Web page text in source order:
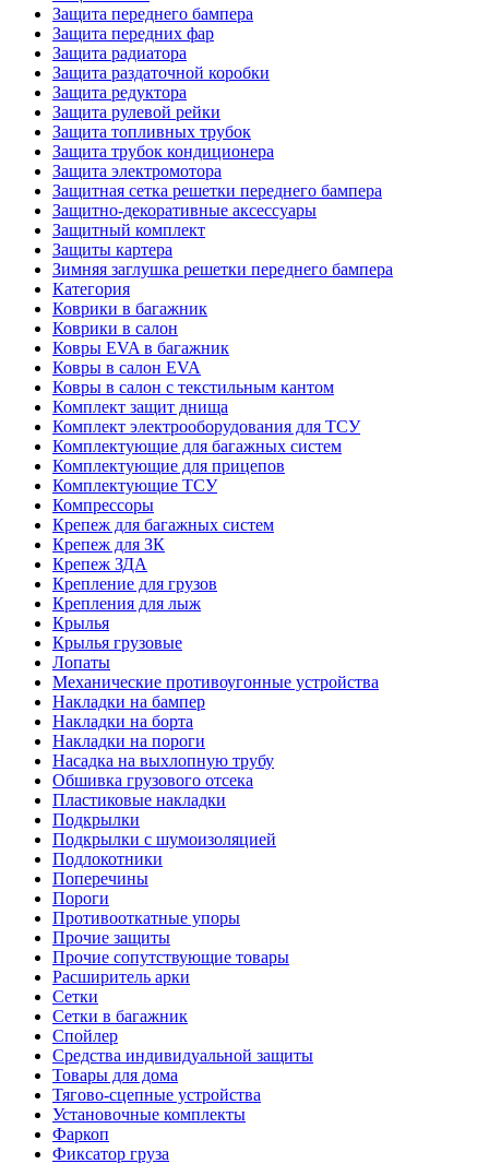
Защита переднего бампера
Защита передних фар
Защита радиатора
Защита раздаточной коробки
Защита редуктора
Защита рулевой рейки
Защита топливных трубок
Защита трубок кондиционера
Защита электромотора
Защитная сетка решетки переднего бампера
Защитно-декоративные аксессуары
Защитный комплект
Защиты картера
Зимняя заглушка решетки переднего бампера
Категория
Коврики в багажник
Коврики в салон
Ковры EVA в багажник
Ковры в салон EVA
Ковры в салон с текстильным кантом
Комплект защит днища
Комплект электрооборудования для ТСУ
Комплектующие для багажных систем
Комплектующие для прицепов
Комплектующие ТСУ
Компрессоры
Крепеж для багажных систем
Крепеж для ЗК
Крепеж ЗДА
Крепление для грузов
Крепления для лыж
Крылья
Крылья грузовые
Лопаты
Механические противоугонные устройства
Накладки на бампер
Накладки на борта
Накладки на пороги
Насадка на выхлопную трубу
Обшивка грузового отсека
Пластиковые накладки
Подкрылки
Подкрылки с шумоизоляцией
Подлокотники
Поперечины
Пороги
Противооткатные упоры
Прочие защиты
Прочие сопутствующие товары
Расширитель арки
Сетки
Сетки в багажник
Спойлер
Средства индивидуальной защиты
Товары для дома
Тягово-сцепные устройства
Установочные комплекты
Фаркоп
Фиксатор груза